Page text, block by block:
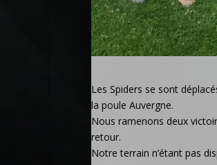
Les Spiders se sont
la poule Auvergne.
Nous ramenons deux
retour.
Notre terrain n’étant pas